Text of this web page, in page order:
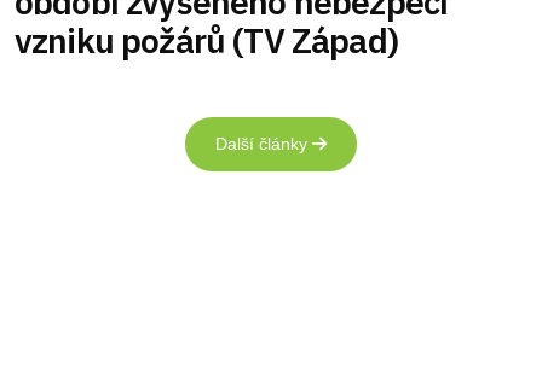
vzniku požárů (TV Západ)
Další články